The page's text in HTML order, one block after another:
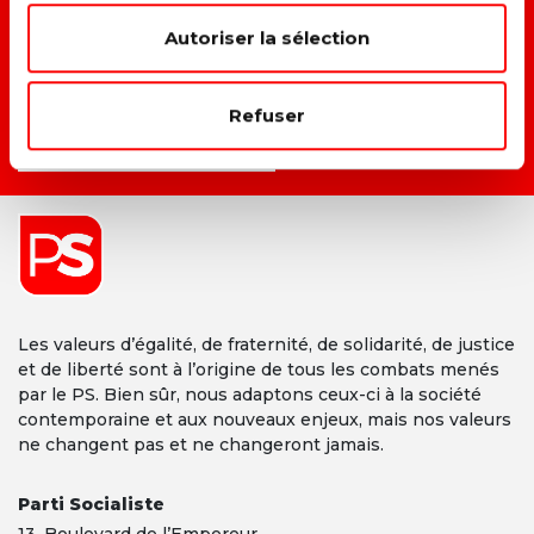
Autoriser la sélection
Refuser
Les valeurs d’égalité, de fraternité, de solidarité, de justice
et de liberté sont à l’origine de tous les combats menés
par le PS. Bien sûr, nous adaptons ceux-ci à la société
contemporaine et aux nouveaux enjeux, mais nos valeurs
ne changent pas et ne changeront jamais.
Parti Socialiste
DEVENIR MEMBRE →